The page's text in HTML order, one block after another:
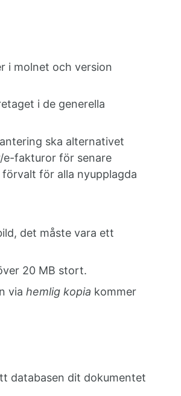
i molnet och version
i de generella
ska alternativet
e-fakturor för senare
för alla nyupplagda
det måste vara ett
20 MB stort.
via hemlig kopia kommer
databasen dit dokumentet